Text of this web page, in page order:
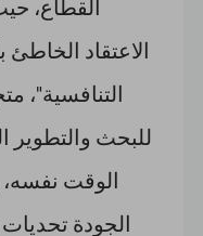
القطاع،
الاعتقاد
التنافسية"،
للبحث والتطوير
الوقت
الجودة